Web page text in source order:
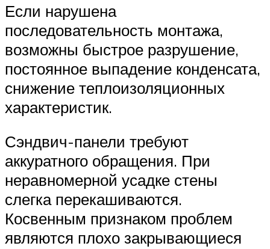
Если нарушена
последовательность монтажа,
возможны быстрое разрушение,
постоянное выпадение конденсата,
снижение теплоизоляционных
характеристик.
Сэндвич-панели требуют
аккуратного обращения. При
неравномерной усадке стены
слегка перекашиваются.
Косвенным признаком проблем
являются плохо закрывающиеся